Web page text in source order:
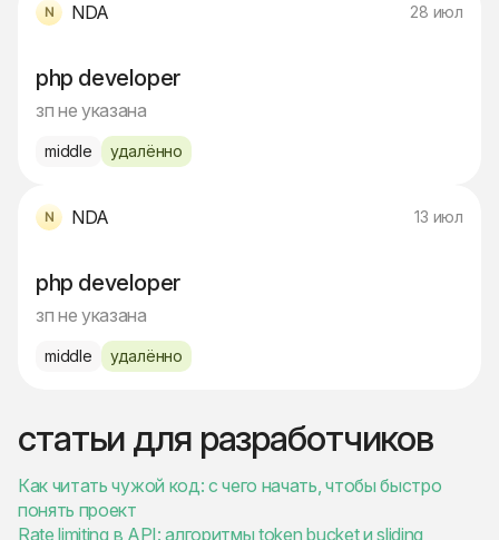
NDA 28 июл
php developer
зп не указана
middle удалённо
NDA 13 июл
php developer
зп не указана
middle удалённо
статьи для разработчиков
Как читать чужой код: с чего начать, чтобы быстро
понять проект
Rate limiting в API: алгоритмы token bucket и sliding